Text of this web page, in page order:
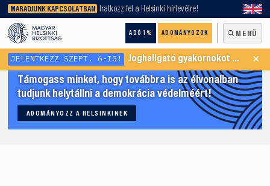
MARADJUNK KAPCSOLATBAN Iratkozz fel a Helsinki hírlevélre!
ADÓ 1% ADOMÁNYOZOK MENÜ
keresőnket!
JELENTKEZZ SZEPT. 6-IG! Joghallgató gyakornokot keresünk Menekültügyi Programunkba ×
Támogass minket, hogy továbbra is az élvonalban
tudjunk helytállni a demokrácia védelméért!
ADOMÁNYOZZ A HELSINKINEK